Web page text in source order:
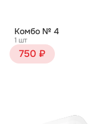
Комбо № 4
1 шт
750 ₽